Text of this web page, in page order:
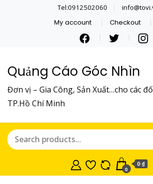
Tel:0912502060
My account Checkout
Quảng Cáo Góc Nhìn
Đơn vị – Gia Công, Sản Xuất…cho các
TP.Hồ Chí Minh
0
0 ₫